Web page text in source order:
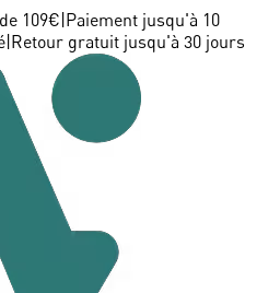
109€ Paiement jusqu'à 10
Retour gratuit jusqu'à 30 jours